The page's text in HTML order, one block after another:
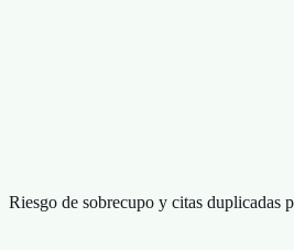
Riesgo de sobrecupo y citas duplicadas